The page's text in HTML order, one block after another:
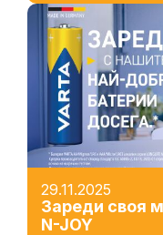
29.11.2025
Зареди своя
N-JOY